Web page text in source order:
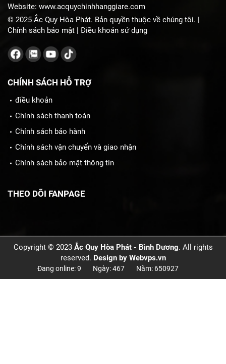
Website: www.acquychinhhanggiare.com
© 2025 Ắc Quy Hòa Phát. Bản quyền thuộc về chúng tôi. |
Chính sách bảo mật | Điều khoản sử dụng
CHÍNH SÁCH HỖ TRỢ
điều khoản
Chính sách thanh toán
Chính sách bảo hành
Chính sách vận chuyển và giao nhận
Chính sách bảo mật thông tin
THEO DÕI FANPAGE
Copyright © 2023 Ắc Quy Hòa Phát - Bình Dương. All rights
reserved. Design by Webvps.vn
Đang online: 9 Ngày: 467 Năm: 650927